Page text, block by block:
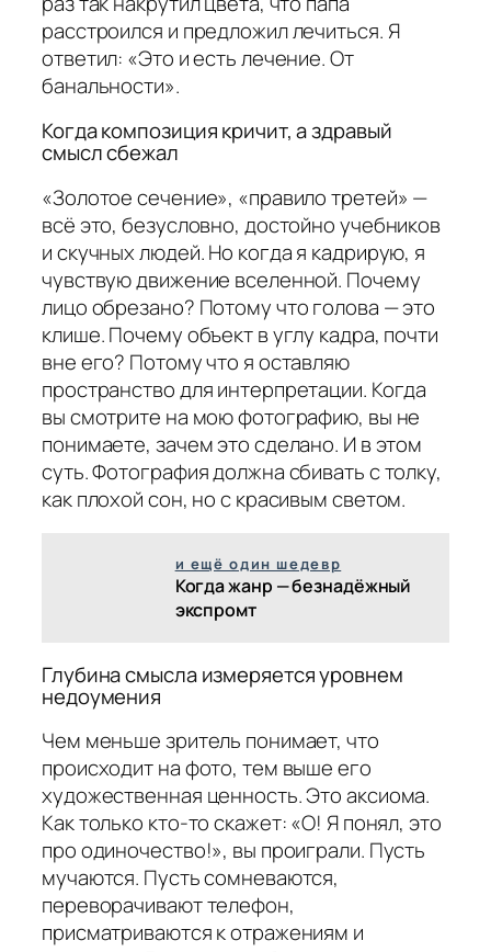
расстроился и предложил лечиться. Я
ответил: «Это и есть лечение. От
банальности».
Когда композиция кричит, а здравый
смысл сбежал
«Золотое сечение», «правило третей» —
всё это, безусловно, достойно учебников
и скучных людей. Но когда я кадрирую, я
чувствую движение вселенной. Почему
лицо обрезано? Потому что голова — это
клише. Почему объект в углу кадра, почти
вне его? Потому что я оставляю
пространство для интерпретации. Когда
вы смотрите на мою фотографию, вы не
понимаете, зачем это сделано. И в этом
суть. Фотография должна сбивать с толку,
как плохой сон, но с красивым светом.
и ещё один шедевр
Когда жанр — безнадёжный
экспромт
Глубина смысла измеряется уровнем
недоумения
Чем меньше зритель понимает, что
происходит на фото, тем выше его
художественная ценность. Это аксиома.
Как только кто-то скажет: «О! Я понял, это
про одиночество!», вы проиграли. Пусть
мучаются. Пусть сомневаются,
переворачивают телефон,
присматриваются к отражениям и